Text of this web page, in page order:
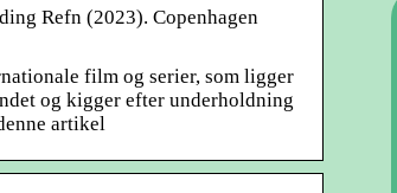
Refn (2023). Copenhagen
film og serier, som ligger
og kigger efter underholdning
artikel